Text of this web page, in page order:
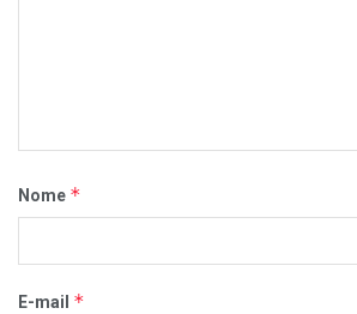
Nome *
E-mail *